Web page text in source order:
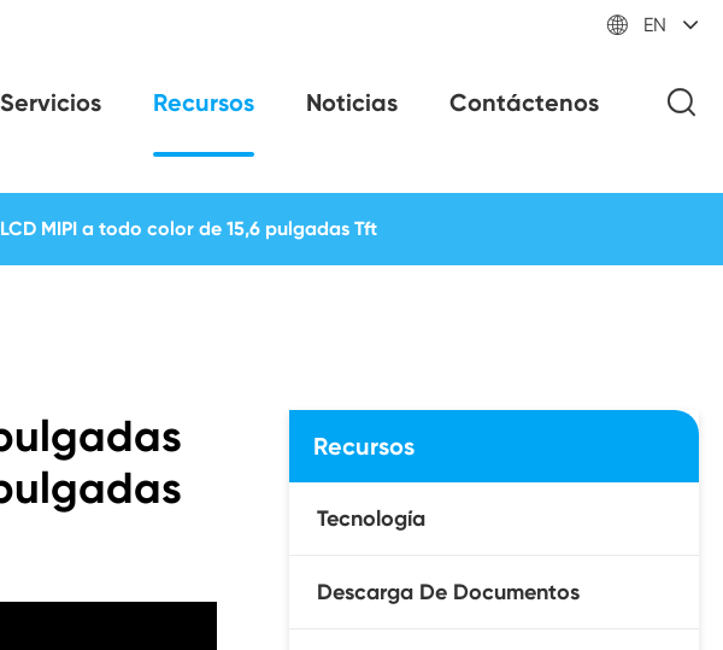
 EN
Servicios Recursos Noticias Contáctenos
MIPI a todo color de 15,6 pulgadas Tft
Recursos
Tecnología
Descarga De Documentos